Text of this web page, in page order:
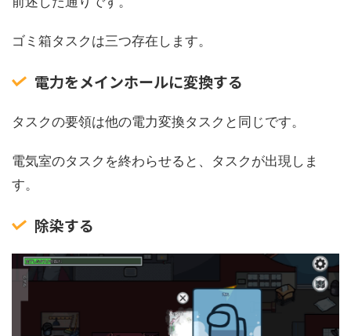
ゴミ箱タスクは三つ存在します。
電力をメインホールに変換する
タスクの要領は他の電力変換タスクと同じです。
電気室のタスクを終わらせると、タスクが出現しま
す。
除染する